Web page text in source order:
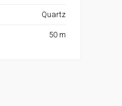
Quartz
50 m